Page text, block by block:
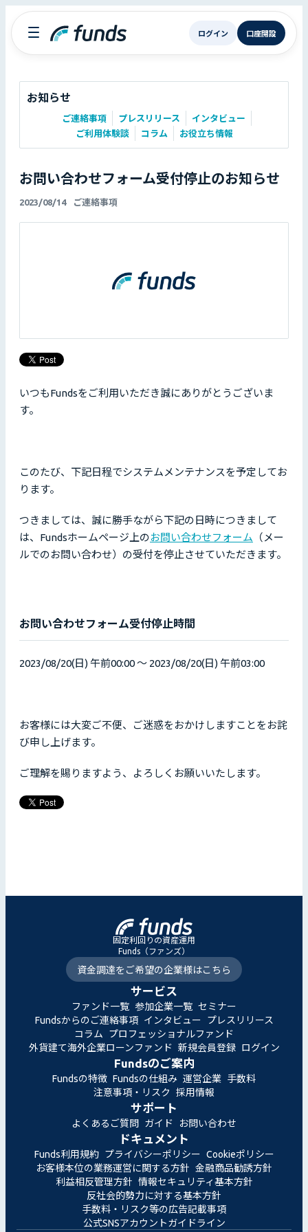
ログイン 口座開設
お知らせ
ご連絡事項 プレスリリース
インタビュー
ご利用体験談
コラム お役立ち情報
お問い合わせフォーム受付停止のお知らせ
2023/08/14 ご連絡事項
いつもFundsをご利用いただき誠にありがとうございま
す。
このたび、下記日程でシステムメンテナンスを予定してお
ります。
つきましては、誠に勝手ながら下記の日時につきまして
は、Fundsホームページ上のお問い合わせフォーム （メー
ルでのお問い合わせ）の受付を停止させていただきます。
お問い合わせフォーム受付停止時間
2023/08/20(日) 午前00:00 ～ 2023/08/20(日) 午前03:00
お客様には大変ご不便、ご迷惑をおかけしますことをお詫
び申し上げます。
ご理解を賜りますよう、よろしくお願いいたします。
固定利回りの資産運用
Funds（ファンズ）
資金調達をご希望の企業様はこちら
サービス
ファンド一覧 参加企業一覧 セミナー
Fundsからのご連絡事項 インタビュー
プレスリリース
コラム
プロフェッショナルファンド
外貨建て海外企業ローンファンド 新規会員登録 ログイン
Fundsのご案内
Fundsの特徴 Fundsの仕組み 運営企業 手数料
注意事項・リスク
採用情報
サポート
よくあるご質問 ガイド お問い合わせ
ドキュメント
Funds利用規約 プライバシーポリシー Cookieポリシー
お客様本位の業務運営に関する方針 金融商品勧誘方針
利益相反管理方針 情報セキュリティ基本方針
反社会的勢力に対する基本方針
手数料・リスク等の広告記載事項
公式SNSアカウントガイドライン